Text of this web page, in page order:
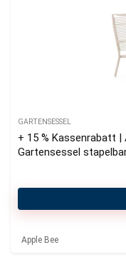
GARTENSESSEL
+ 15 % Kassenrabatt |
Gartensessel
Apple Bee